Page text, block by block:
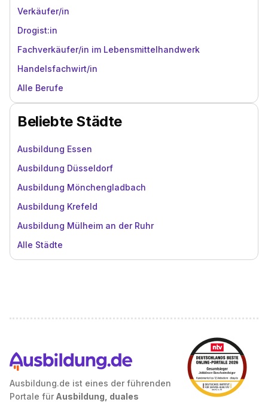
Verkäufer/in
Drogist:in
Fachverkäufer/in im Lebensmittelhandwerk
Handelsfachwirt/in
Alle Berufe
Beliebte Städte
Ausbildung Essen
Ausbildung Düsseldorf
Ausbildung Mönchengladbach
Ausbildung Krefeld
Ausbildung Mülheim an der Ruhr
Alle Städte
Ausbildung.de ist eines der führenden
Portale für Ausbildung, duales